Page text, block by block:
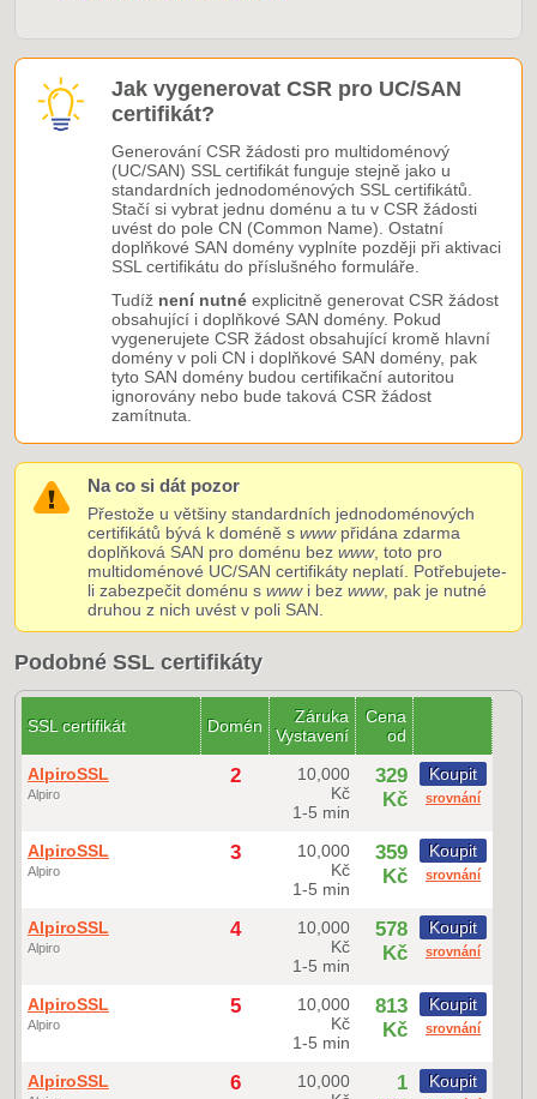
Jak vygenerovat CSR pro UC/SAN
certifikát?
Generování CSR žádosti pro multidoménový
(UC/SAN) SSL certifikát funguje stejně jako u
standardních jednodoménových SSL certifikátů.
Stačí si vybrat jednu doménu a tu v CSR žádosti
uvést do pole CN (Common Name). Ostatní
doplňkové SAN domény vyplníte později při aktivaci
SSL certifikátu do příslušného formuláře.
Tudíž není nutné explicitně generovat CSR žádost
obsahující i doplňkové SAN domény. Pokud
vygenerujete CSR žádost obsahující kromě hlavní
domény v poli CN i doplňkové SAN domény, pak
tyto SAN domény budou certifikační autoritou
ignorovány nebo bude taková CSR žádost
zamítnuta.
Na co si dát pozor
Přestože u většiny standardních jednodoménových
certifikátů bývá k doméně swwwpřidána zdarma
doplňková SAN pro doménu bez www, toto pro
multidoménové UC/SAN certifikáty neplatí. Potřebujete-
li zabezpečit doménu swwwi bez www, pak je nutné
druhou z nich uvést v poli SAN.
Podobné SSL certifikáty
SSL certifikát Domén
Záruka
Vystavení
Cena
od
AlpiroSSL
Alpiro
2
10,000
Kč
1-5 min
329
Kč
Koupit
srovnání
AlpiroSSL
Alpiro
3
10,000
Kč
1-5 min
359
Kč
Koupit
srovnání
AlpiroSSL
Alpiro
4
10,000
Kč
1-5 min
578
Kč
Koupit
srovnání
AlpiroSSL
Alpiro
5
10,000
Kč
1-5 min
813
Kč
Koupit
srovnání
AlpiroSSL 6
10,000
1
Koupit